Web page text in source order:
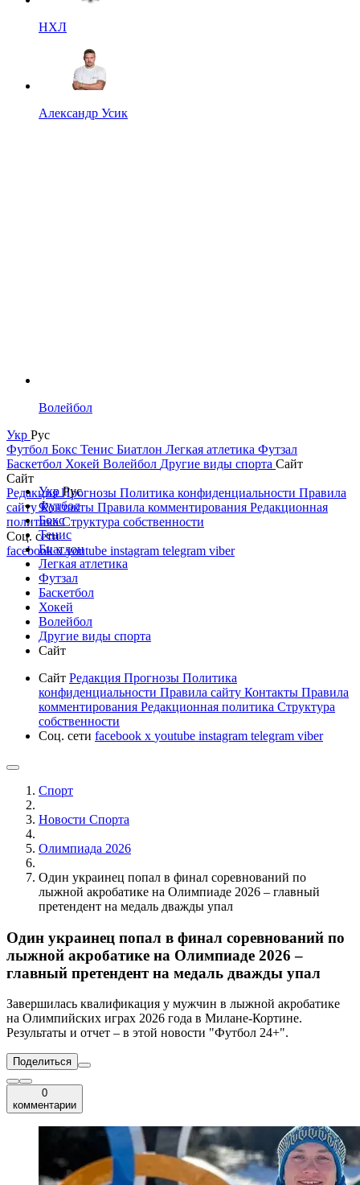
НХЛ
Александр Усик
Волейбол
Укр Рус
Футбол Бокс Тенис Биатлон Легкая атлетика Футзал
Баскетбол Хокей Волейбол Другие виды спорта Сайт
Сайт
РедакцияПрогнозы Политика конфиденциальности Правила
сайтуКонтакты Правила комментирования Редакционная
политикаСтруктура собственности
Соц. сети
facebookxyoutube instagram telegram viber
УкрРус
Футбол
Бокс
Тенис
Биатлон
Легкая атлетика
Футзал
Баскетбол
Хокей
Волейбол
Другие виды спорта
Сайт
Сайт Редакция Прогнозы Политика
конфиденциальности Правила сайту Контакты Правила
комментирования Редакционная политика Структура
собственности
Соц. сети facebook x youtube instagram telegram viber
Спорт
Новости Cпорта
Олимпиада 2026
Один украинец попал в финал соревнований по
лыжной акробатике на Олимпиаде 2026 – главный
претендент на медаль дважды упал
Один украинец попал в финал соревнований по
лыжной акробатике на Олимпиаде 2026 –
главный претендент на медаль дважды упал
Завершилась квалификация у мужчин в лыжной акробатике
на Олимпийских играх 2026 года в Милане-Кортине.
Результаты и отчет – в этой новости "Футбол 24+".
Поделиться
0
комментарии